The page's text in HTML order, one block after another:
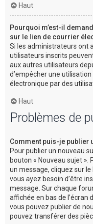
Haut
Pourquoi m’est-il
sur le lien de courrier
Si les administrateurs ont
utilisateurs inscrits
aux autres utilisateurs
d’empêcher une
électronique par des
Haut
Problèmes de
Comment puis-je publier
Pour publier un nouveau
bouton « Nouveau sujet ».
un message, cliquez sur le
vous ayez besoin d’être
message. Sur chaque
affichée en bas de l’écran
vous pouvez publier de
pouvez transférer des